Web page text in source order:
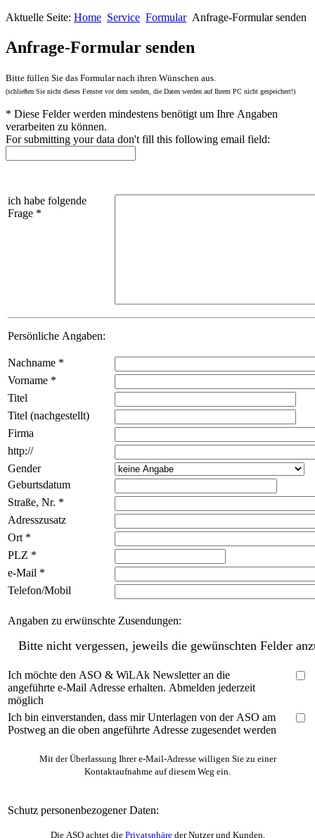
Aktuelle Seite: Home Service Formular Anfrage-Formular senden
Anfrage-Formular senden
Bitte füllen Sie das Formular nach ihren Wünschen aus.
(schließen Sie nicht dieses Fenster vor dem senden, die Daten werden auf Ihrem PC nicht gespeichert!)
* Diese Felder werden mindestens benötigt um Ihre Angaben
verarbeiten zu können.
For submitting your data don't fill this following email field:
ich habe folgende
Frage *
Persönliche Angaben:
Nachname *
Vorname *
Titel
Titel (nachgestellt)
Firma
http://
Gender
Geburtsdatum
Straße, Nr. *
Adresszusatz
Ort *
PLZ *
e-Mail *
Telefon/Mobil
Angaben zu erwünschte Zusendungen:
Bitte nicht vergessen, jeweils die gewünschten Felder
Ich möchte den ASO & WiLAk Newsletter an die
angeführte e-Mail Adresse erhalten. Abmelden jederzeit
möglich
Ich bin einverstanden, dass mir Unterlagen von der ASO am
Postweg an die oben angeführte Adresse zugesendet werden
Mit der Überlassung Ihrer e-Mail-Adresse willigen Sie zu einer
Kontaktaufnahme auf diesem Weg ein.
Schutz personenbezogener Daten:
Die ASO achtet die Privatsphäreder Nutzer und Kunden.